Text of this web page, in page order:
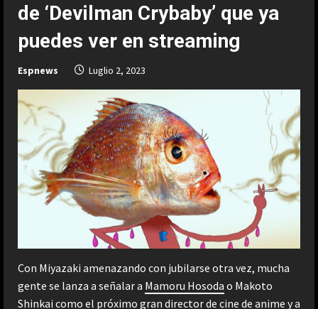
de ‘Devilman Crybaby’ que ya
puedes ver en streaming
Espnews Luglio 2, 2023
Con Miyazaki amenazando con jubilarse otra vez, mucha
gente se lanza a señalar a Mamoru Hosoda o Makoto
Shinkai como el próximo gran director de cine de anime y a